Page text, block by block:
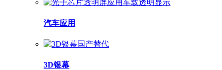
汽车应用
3D银幕